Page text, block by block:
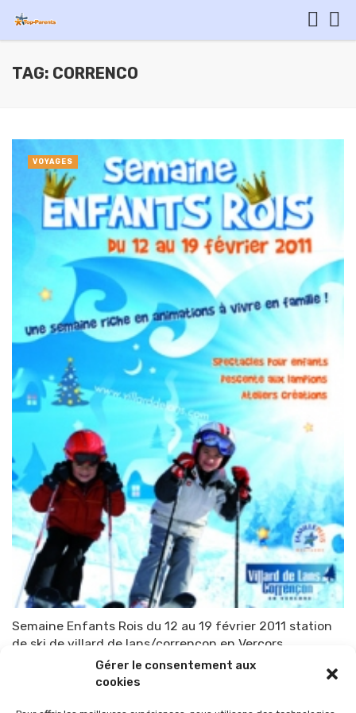
Gérer le consentement aux
cookies
TAG: CORRENCO
Semaine Enfants Rois du 12 au 19 février 2011 station
de ski de villard de lans/correncon en Vercors
TOP-PARENTS 10 février 2011
VOYAGES